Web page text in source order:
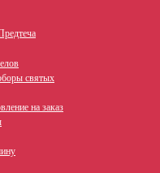
святых
на заказ